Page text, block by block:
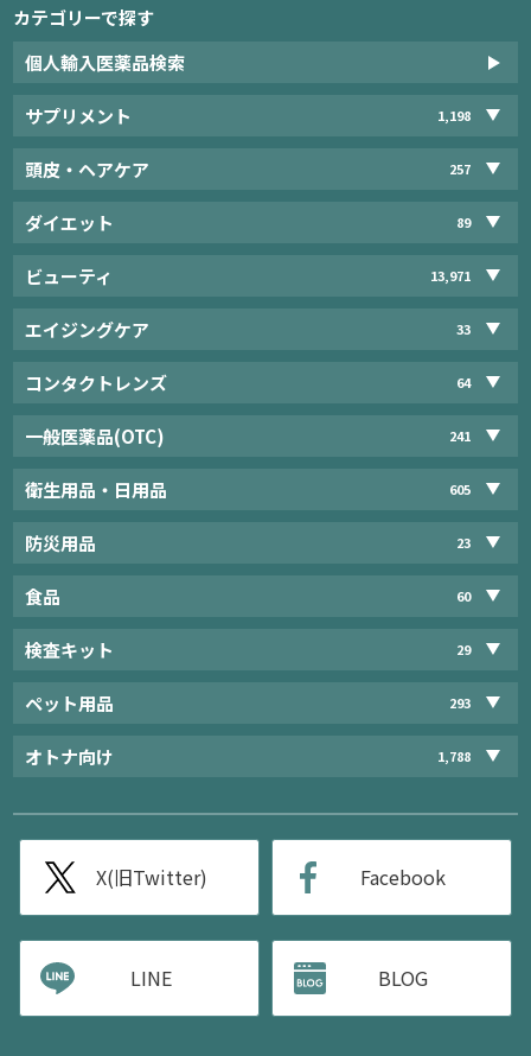
カテゴリーで探す
個人輸入医薬品検索
サプリメント 1,198
頭皮・ヘアケア 257
ダイエット 89
ビューティ 13,971
エイジングケア 33
コンタクトレンズ 64
一般医薬品(OTC) 241
衛生用品・日用品 605
防災用品 23
食品 60
検査キット 29
ペット用品 293
オトナ向け 1,788
X(旧Twitter) Facebook
LINE BLOG